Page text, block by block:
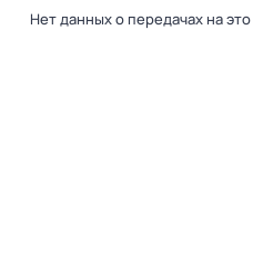
Нет данных о передачах на